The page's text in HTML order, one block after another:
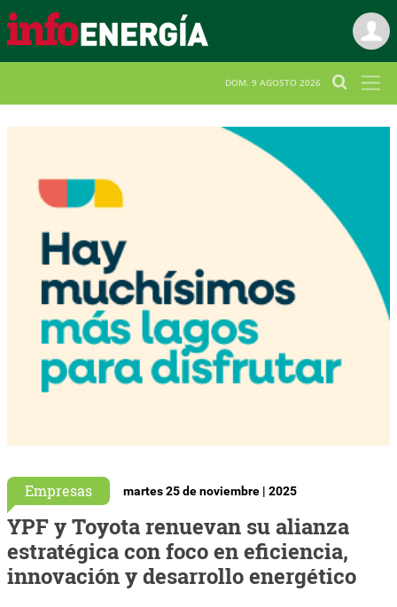
DOM. 9 AGOSTO 2026
Empresas martes 25 de noviembre | 2025
YPF y Toyota renuevan su alianza
estratégica con foco en eficiencia,
innovación y desarrollo energético